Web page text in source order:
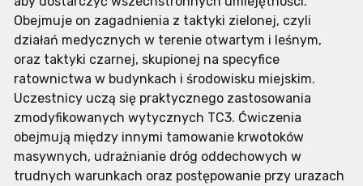
Obejmuje on zagadnienia z taktyki zielonej, czyli
działań medycznych w terenie otwartym i leśnym,
oraz taktyki czarnej, skupionej na specyfice
ratownictwa w budynkach i środowisku miejskim.
Uczestnicy uczą się praktycznego zastosowania
zmodyfikowanych wytycznych TC3. Ćwiczenia
obejmują między innymi tamowanie krwotoków
masywnych, udrażnianie dróg oddechowych w
trudnych warunkach oraz postępowanie przy urazach